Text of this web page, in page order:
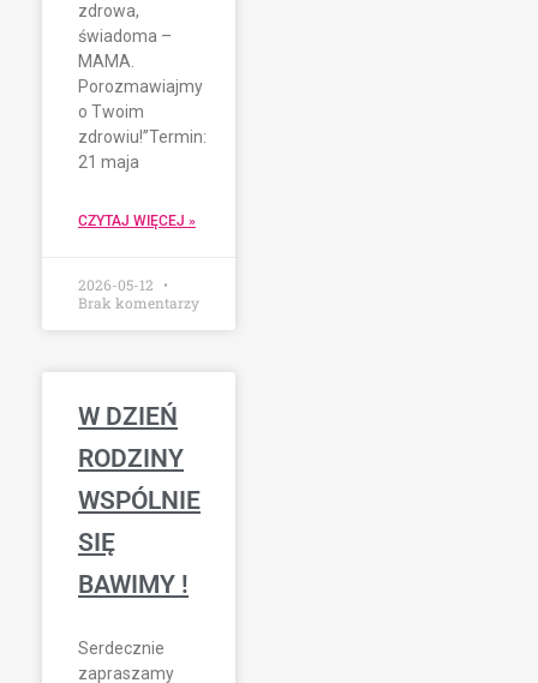
zdrowa,
świadoma –
MAMA.
Porozmawiajmy
o Twoim
zdrowiu!”Termin:
21 maja
CZYTAJ WIĘCEJ »
2026-05-12
Brak komentarzy
W DZIEŃ
RODZINY
WSPÓLNIE
SIĘ
BAWIMY !
Serdecznie
zapraszamy